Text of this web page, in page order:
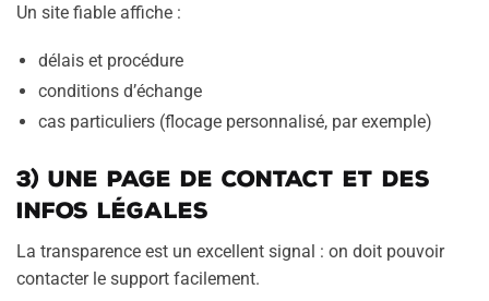
Un site fiable affiche :
délais et procédure
conditions d’échange
cas particuliers (flocage personnalisé, par exemple)
3) Une page de contact et des
infos légales
La transparence est un excellent signal : on doit pouvoir
contacter le support facilement.